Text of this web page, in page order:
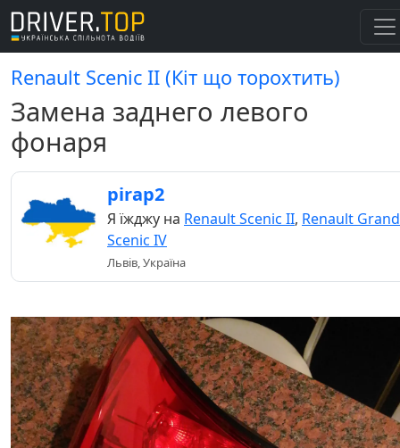
Renault Scenic II (Кіт що торохтить)
Замена заднего левого
фонаря
pirap2
Я їжджу на Renault Scenic II, Renault Grand
Scenic IV
Львів, Україна